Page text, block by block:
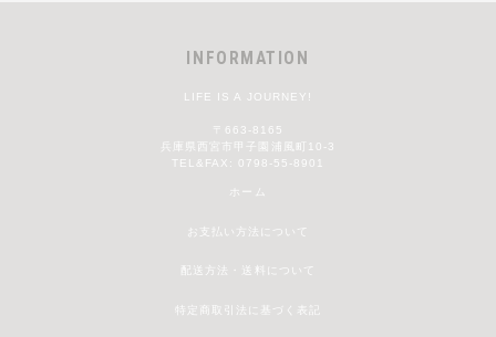
INFORMATION
LIFE IS A JOURNEY!
〒663-8165
兵庫県西宮市甲子園浦風町10-3
TEL&FAX: 0798-55-8901
ホーム
お支払い方法について
配送方法・送料について
特定商取引法に基づく表記